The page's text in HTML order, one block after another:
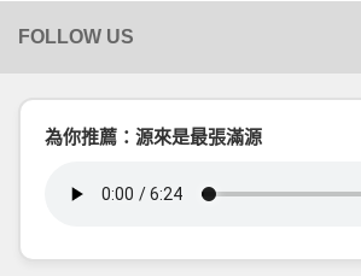
為你推薦：源來是最張滿源